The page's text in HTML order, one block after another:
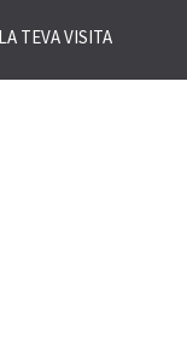
TEVA VISITA